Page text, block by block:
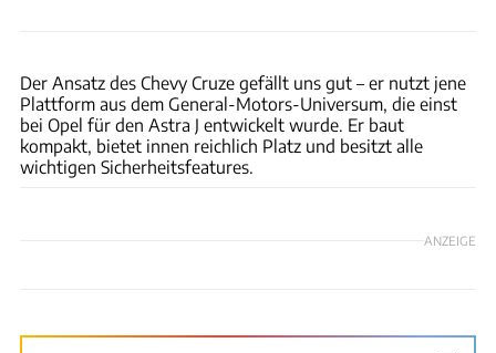
Der Ansatz des Chevy Cruze gefällt uns gut – er nutzt jene
Plattform aus dem General-Motors-Universum, die einst
bei Opel für den Astra J entwickelt wurde. Er baut
kompakt, bietet innen reichlich Platz und besitzt alle
wichtigen Sicherheitsfeatures.
ANZEIGE